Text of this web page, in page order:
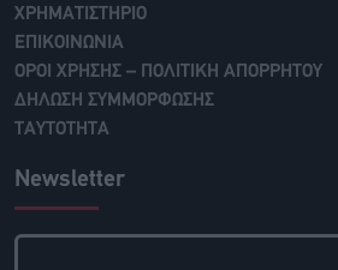
ΧΡΗΜΑΤΙΣΤΗΡΙΟ
ΕΠΙΚΟΙΝΩΝΙΑ
ΟΡΟΙ ΧΡΗΣΗΣ – ΠΟΛΙΤΙΚΗ ΑΠΟΡΡΗΤΟΥ
ΔΗΛΩΣΗ ΣΥΜΜΟΡΦΩΣΗΣ
ΤΑΥΤΟΤΗΤΑ
Newsletter